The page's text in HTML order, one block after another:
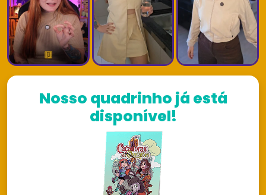
Nosso quadrinho já está
disponível!